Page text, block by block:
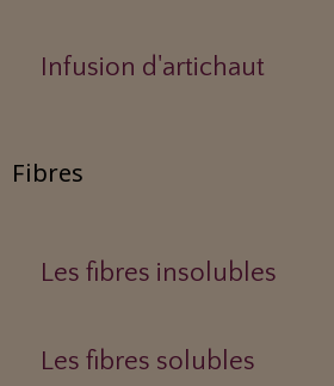
Infusion d'artichaut
Fibres
Les fibres insolubles
Les fibres solubles